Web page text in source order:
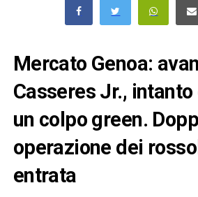
Mercato Genoa:
Casseres Jr.,
un colpo green.
operazione dei
entrata